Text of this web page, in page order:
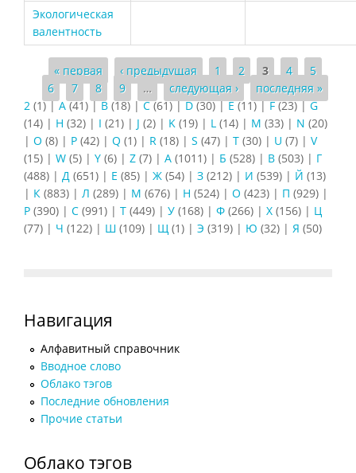
Экологическая
валентность
Страницы
« первая ‹ предыдущая 1 2 3 4
5
6
7 8 9 … следующая ›
последняя »
2 (1)|A(41)|B (18) |C(61)|D(30)|E(11)|F(23)|G
(14) | H (32) | I (21) | J (2) | K (19) | L (14) | M (33) | N (20)
| O (8) | P (42) | Q (1) | R (18) | S (47) | T (30) | U (7) | V
(15) | W (5) | Y (6) | Z (7) | А (1011) | Б (528) | В (503) | Г
(488) | Д (651) | Е (85) | Ж (54) | З (212) | И (539) | Й (13)
| К (883) | Л (289) | М (676) | Н (524) | О (423) | П (929) |
Р (390) | С (991) | Т (449) | У (168) | Ф (266) | Х (156) | Ц
(77) | Ч (122) | Ш (109) | Щ (1) | Э (319) | Ю (32) | Я (50)
Навигация
Алфавитный справочник
Вводное слово
Облако тэгов
Последние обновления
Прочие статьи
Облако тэгов